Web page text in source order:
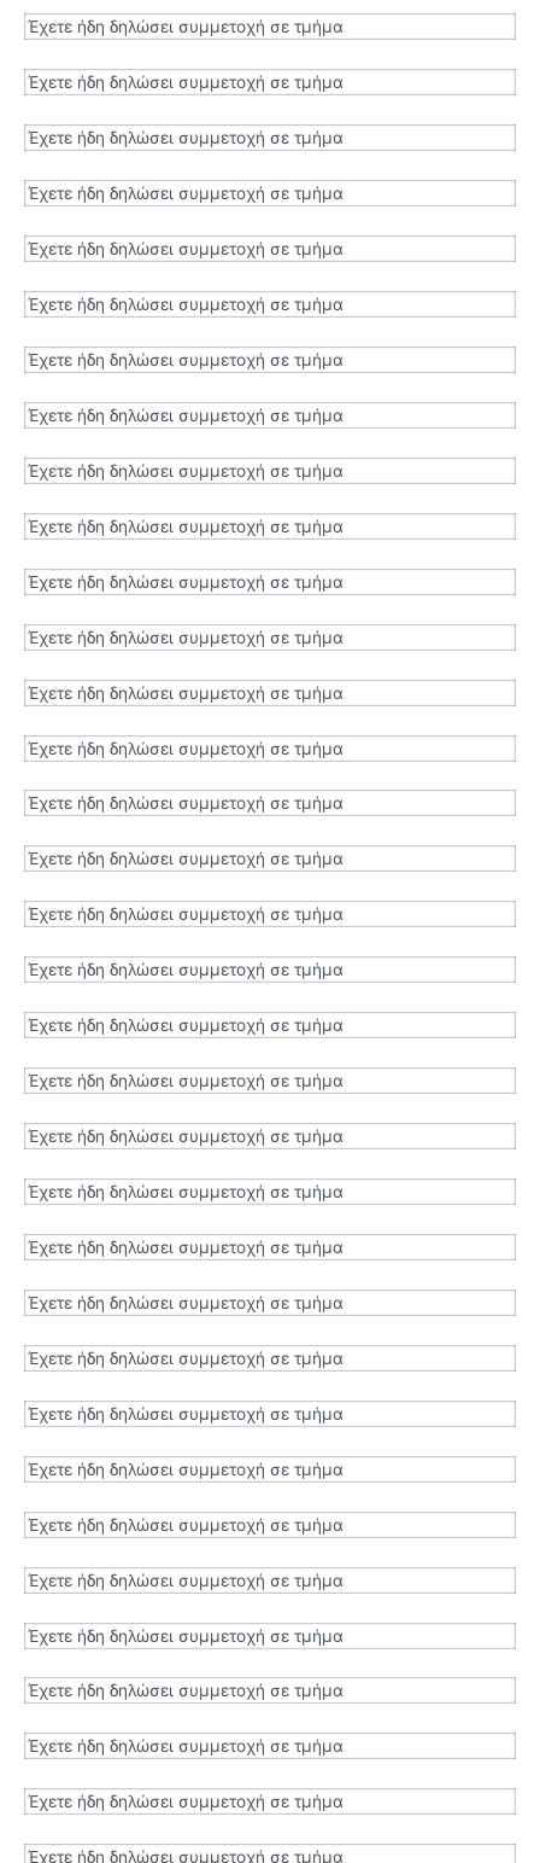
Έχετε ήδη δηλώσει συμμετοχή σε τμήμα
Έχετε ήδη δηλώσει συμμετοχή σε τμήμα
Έχετε ήδη δηλώσει συμμετοχή σε τμήμα
Έχετε ήδη δηλώσει συμμετοχή σε τμήμα
Έχετε ήδη δηλώσει συμμετοχή σε τμήμα
Έχετε ήδη δηλώσει συμμετοχή σε τμήμα
Έχετε ήδη δηλώσει συμμετοχή σε τμήμα
Έχετε ήδη δηλώσει συμμετοχή σε τμήμα
Έχετε ήδη δηλώσει συμμετοχή σε τμήμα
Έχετε ήδη δηλώσει συμμετοχή σε τμήμα
Έχετε ήδη δηλώσει συμμετοχή σε τμήμα
Έχετε ήδη δηλώσει συμμετοχή σε τμήμα
Έχετε ήδη δηλώσει συμμετοχή σε τμήμα
Έχετε ήδη δηλώσει συμμετοχή σε τμήμα
Έχετε ήδη δηλώσει συμμετοχή σε τμήμα
Έχετε ήδη δηλώσει συμμετοχή σε τμήμα
Έχετε ήδη δηλώσει συμμετοχή σε τμήμα
Έχετε ήδη δηλώσει συμμετοχή σε τμήμα
Έχετε ήδη δηλώσει συμμετοχή σε τμήμα
Έχετε ήδη δηλώσει συμμετοχή σε τμήμα
Έχετε ήδη δηλώσει συμμετοχή σε τμήμα
Έχετε ήδη δηλώσει συμμετοχή σε τμήμα
Έχετε ήδη δηλώσει συμμετοχή σε τμήμα
Έχετε ήδη δηλώσει συμμετοχή σε τμήμα
Έχετε ήδη δηλώσει συμμετοχή σε τμήμα
Έχετε ήδη δηλώσει συμμετοχή σε τμήμα
Έχετε ήδη δηλώσει συμμετοχή σε τμήμα
Έχετε ήδη δηλώσει συμμετοχή σε τμήμα
Έχετε ήδη δηλώσει συμμετοχή σε τμήμα
Έχετε ήδη δηλώσει συμμετοχή σε τμήμα
Έχετε ήδη δηλώσει συμμετοχή σε τμήμα
Έχετε ήδη δηλώσει συμμετοχή σε τμήμα
Έχετε ήδη δηλώσει συμμετοχή σε τμήμα
Έχετε ήδη δηλώσει συμμετοχή σε τμήμα